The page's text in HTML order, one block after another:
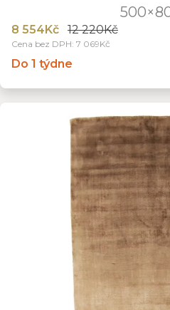
8 554Kč 12 220Kč
Cena bez DPH: 7 069Kč
Do 1 týdne